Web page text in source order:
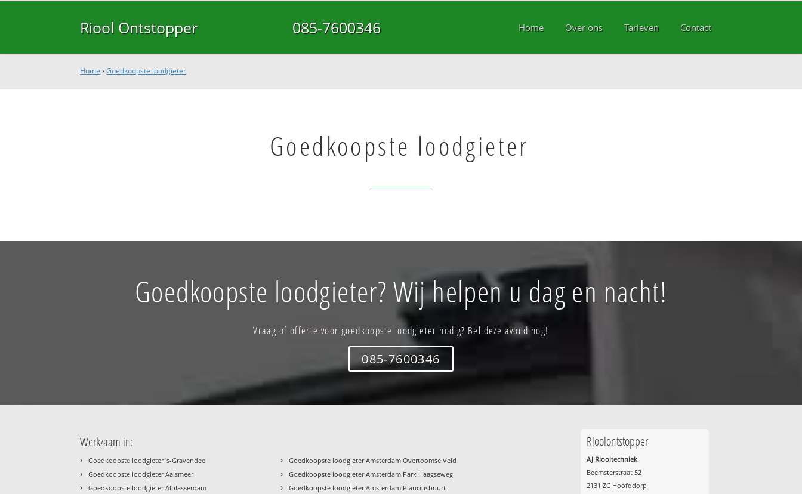
Riool Ontstopper 085-7600346 Home Over ons Tarieven Contact
Home ›Goedkoopste loodgieter
Goedkoopste loodgieter
Goedkoopste loodgieter? Wij helpen u dag en nacht!
Vraag of offerte voor goedkoopste loodgieter nodig? Bel deze avond nog!
085-7600346
Werkzaam in:
› Goedkoopste loodgieter 's-Gravendeel
› Goedkoopste loodgieter Aalsmeer
› Goedkoopste loodgieter Alblasserdam
› Goedkoopste loodgieter Amsterdam Overtoomse Veld
› Goedkoopste loodgieter Amsterdam Park Haagseweg
› Goedkoopste loodgieter Amsterdam Planciusbuurt
Rioolontstopper
AJ Riooltechniek
Beemsterstraat 52
2131 ZC Hoofddorp